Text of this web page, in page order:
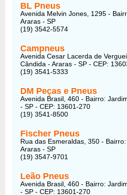
BL Pneus
Avenida Melvin Jones, 1295 -
Araras - SP
(19) 3542-5574
Campneus
Avenida Cesar Lacerda de
Cândida - Araras - SP - CEP:
(19) 3541-5333
DM Peças e Pneus
Avenida Brasil, 460 - Bairro:
- SP - CEP: 13601-270
(19) 3541-8500
Fischer Pneus
Rua das Esmeraldas, 350 -
Araras - SP
(19) 3547-9701
Leão Pneus
Avenida Brasil, 460 - Bairro:
- SP - CEP: 13601-270